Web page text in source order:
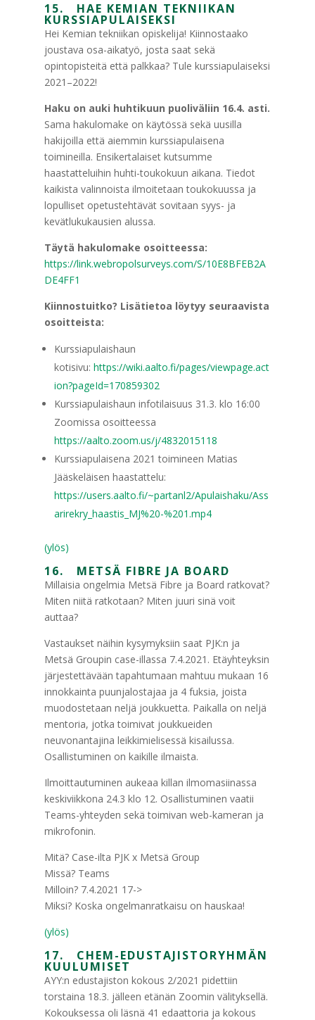
15. HAE KEMIAN TEKNIIKAN
KURSSIAPULAISEKSI
Hei Kemian tekniikan opiskelija! Kiinnostaako
joustava osa-aikatyö, josta saat sekä
opintopisteitä että palkkaa? Tule kurssiapulaiseksi
2021–2022!
Haku on auki huhtikuun puoliväliin 16.4. asti.
Sama hakulomake on käytössä sekä uusilla
hakijoilla että aiemmin kurssiapulaisena
toimineilla. Ensikertalaiset kutsumme
haastatteluihin huhti-toukokuun aikana. Tiedot
kaikista valinnoista ilmoitetaan toukokuussa ja
lopulliset opetustehtävät sovitaan syys- ja
kevätlukukausien alussa.
Täytä hakulomake osoitteessa:
https://link.webropolsurveys.com/S/10E8BFEB2A
DE4FF1
Kiinnostuitko? Lisätietoa löytyy seuraavista
osoitteista:
Kurssiapulaishaun
kotisivu: https://wiki.aalto.fi/pages/viewpage.act
ion?pageId=170859302
Kurssiapulaishaun infotilaisuus 31.3. klo 16:00
Zoomissa osoitteessa
https://aalto.zoom.us/j/4832015118
Kurssiapulaisena 2021 toimineen Matias
Jääskeläisen haastattelu:
https://users.aalto.fi/~partanl2/Apulaishaku/Ass
arirekry_haastis_MJ%20-%201.mp4
(ylös)
16. METSÄ FIBRE JA BOARD
Millaisia ongelmia Metsä Fibre ja Board ratkovat?
Miten niitä ratkotaan? Miten juuri sinä voit
auttaa?
Vastaukset näihin kysymyksiin saat PJK:n ja
Metsä Groupin case-illassa 7.4.2021. Etäyhteyksin
järjestettävään tapahtumaan mahtuu mukaan 16
innokkainta puunjalostajaa ja 4 fuksia, joista
muodostetaan neljä joukkuetta. Paikalla on neljä
mentoria, jotka toimivat joukkueiden
neuvonantajina leikkimielisessä kisailussa.
Osallistuminen on kaikille ilmaista.
Ilmoittautuminen aukeaa killan ilmomasiinassa
keskiviikkona 24.3 klo 12. Osallistuminen vaatii
Teams-yhteyden sekä toimivan web-kameran ja
mikrofonin.
Mitä? Case-ilta PJK x Metsä Group
Missä? Teams
Milloin? 7.4.2021 17->
Miksi? Koska ongelmanratkaisu on hauskaa!
(ylös)
17. CHEM-EDUSTAJISTORYHMÄN
KUULUMISET
AYY:n edustajiston kokous 2/2021 pidettiin
torstaina 18.3. jälleen etänän Zoomin välityksellä.
Kokouksessa oli läsnä 41 edaattoria ja kokous